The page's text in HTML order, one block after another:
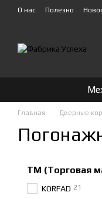
Перейти к основному
О нас Полезно
Главная Дверные
ТМ (Торговая
KORFAD 21